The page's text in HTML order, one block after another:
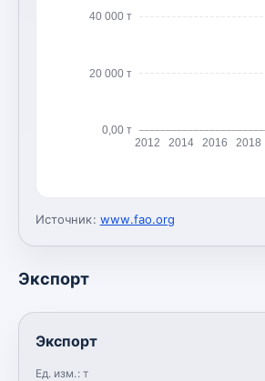
0,00 т
20 000 т
40 000 т
2012 2014 2016 2018
Источник: www.fao.org
Экспорт
Экспорт
Ед. изм.: т